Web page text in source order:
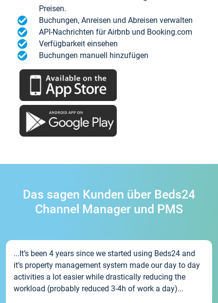
Preisen.
Buchungen, Anreisen und Abreisen verwalten
API-Nachrichten für Airbnb und Booking.com
Verfügbarkeit einsehen
Buchungen manuell hinzufügen
Das sagen Kunden über Beds24
Channel Manager und PMS
...It’s been 4 years since we started using Beds24 and
it’s property management system made our day to day
activities a lot easier while drastically reducing the
workload (probably reduced 3-4h of work a day)...